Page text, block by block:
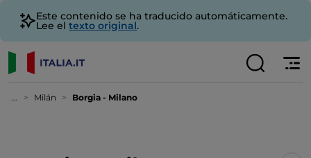
Este contenido se ha traducido automáticamente.
Lee el texto original.
... Milán Borgia - Milano